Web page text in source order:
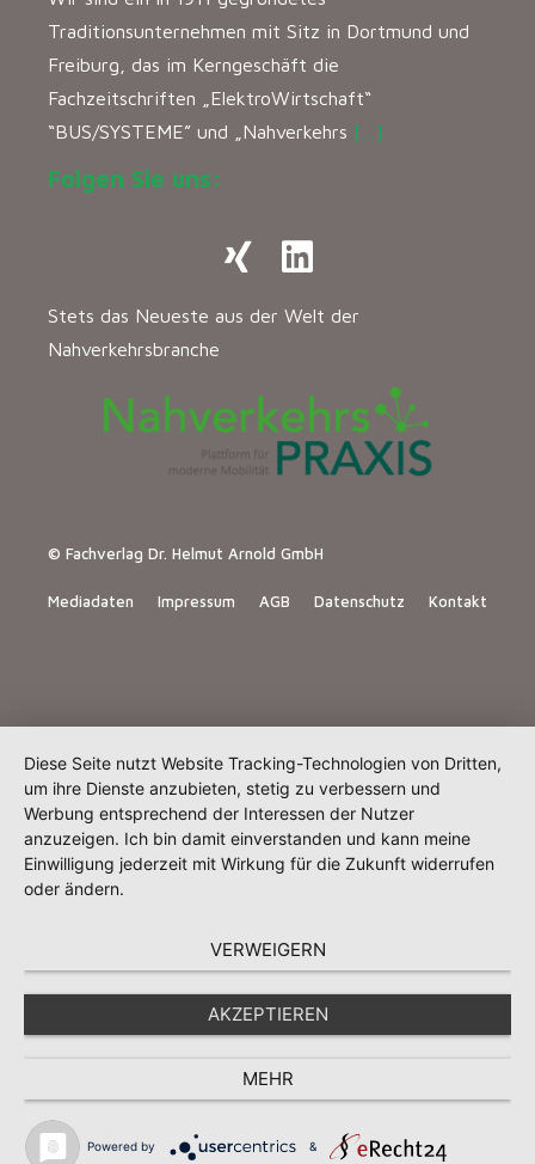
Traditionsunternehmen mit Sitz in Dortmund und
Freiburg, das im Kerngeschäft die
Fachzeitschriften „ElektroWirtschaft“
“BUS/SYSTEME” und „Nahverkehrs […]
Folgen Sie uns:
Stets das Neueste aus der Welt der
Nahverkehrsbranche
© Fachverlag Dr. Helmut Arnold GmbH
Mediadaten Impressum AGB Datenschutz Kontakt
Diese Seite nutzt Website Tracking-Technologien von Dritten,
um ihre Dienste anzubieten, stetig zu verbessern und
Werbung entsprechend der Interessen der Nutzer
anzuzeigen. Ich bin damit einverstanden und kann meine
Einwilligung jederzeit mit Wirkung für die Zukunft widerrufen
oder ändern.
VERWEIGERN
AKZEPTIEREN
MEHR
Powered by &